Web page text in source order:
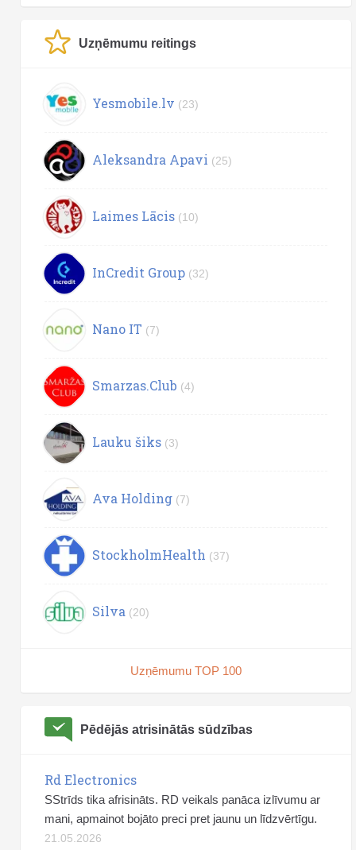
Uzņēmumu reitings
Yesmobile.lv (23)
Aleksandra Apavi (25)
Laimes Lācis (10)
InCredit Group (32)
Nano IT (7)
Smarzas.Club (4)
Lauku šiks (3)
Ava Holding (7)
StockholmHealth (37)
Silva (20)
Uzņēmumu TOP 100
Pēdējās atrisinātās sūdzības
Rd Electronics
SStrīds tika afrisināts. RD veikals panāca izlīvumu ar
mani, apmainot bojāto preci pret jaunu un līdzvērtīgu.
21.05.2026